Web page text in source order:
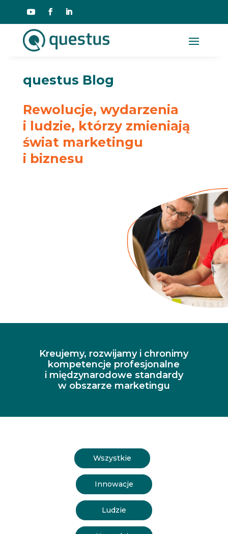
questus Blog
Rewolucje, wydarzenia
i ludzie, którzy zmieniają
świat marketingu
i biznesu
Kreujemy, rozwijamy i chronimy
kompetencje profesjonalne
i międzynarodowe standardy
w obszarze marketingu
Wszystkie
Innowacje
Ludzie